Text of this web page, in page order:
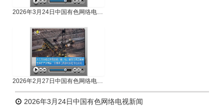
2026年3月24日中国有色网络电视新闻
2026年2月27日中国有色网络电视新闻
2026年3月24日中国有色网络电视新闻